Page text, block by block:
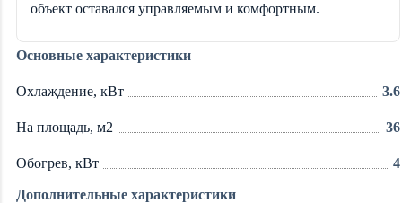
объект оставался управляемым и комфортным.
Основные характеристики
Охлаждение, кВт 3.6
На площадь, м2 36
Обогрев, кВт 4
Дополнительные характеристики